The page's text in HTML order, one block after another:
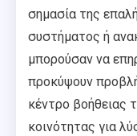
σημασία της
συστήματος ή
μπορούσαν να
προκύψουν
κέντρο βοήθειας
κοινότητας για